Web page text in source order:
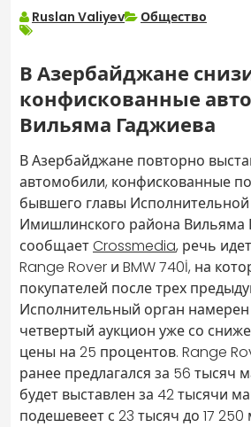
Ruslan Valiyev Общество
В Азербайджане
конфискованные
Вильяма Гаджиева
В Азербайджане повторно
автомобили, конфискованные
бывшего главы Исполнительной
Имишлинского района Вильяма
сообщаетCrossmedia, речь
Range Rover и BMW 740İ, на
покупателей после трех
Исполнительный орган
четвертый аукцион уже со
цены на 25 процентов. Range
ранее предлагался за 56 тысяч
будет выставлен за 42 тысячи
подешевеет с 23 тысяч до 17 250